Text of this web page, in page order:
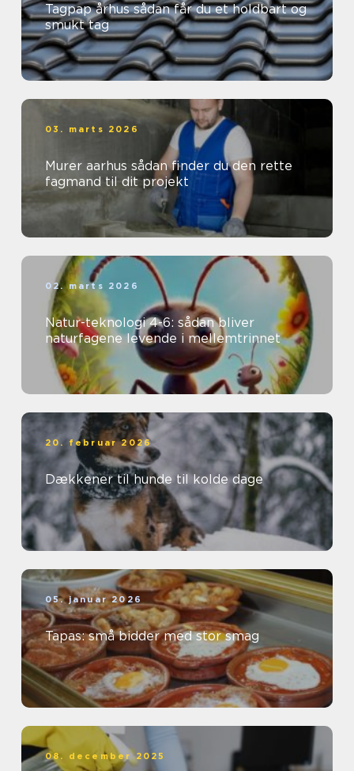
Tagpap århus sådan får du et holdbart og
smukt tag
03. marts 2026
Murer aarhus sådan finder du den rette
fagmand til dit projekt
02. marts 2026
Natur-teknologi 4-6: sådan bliver
naturfagene levende i mellemtrinnet
20. februar 2026
Dækkener til hunde til kolde dage
05. januar 2026
Tapas: små bidder med stor smag
08. december 2025